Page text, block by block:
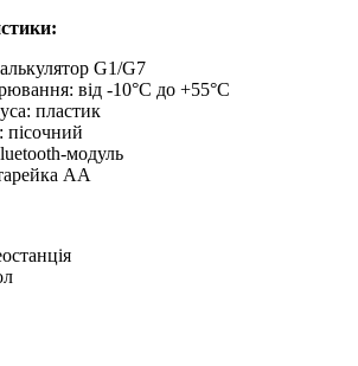
G1/G7
від -10°C до +55°C
пластик
пісочний
модуль
AA